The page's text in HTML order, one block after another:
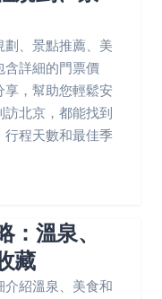
、景點推薦、美
含詳細的門票價
，幫助您輕鬆安
北京，都能找到
行程天數和最佳季
溫泉、
藏
紹溫泉、美食和